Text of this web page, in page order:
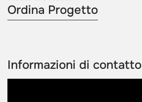
Ordina Progetto
Informazioni di contatto